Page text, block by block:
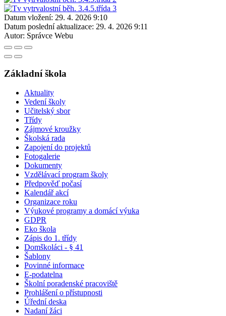
Datum vložení: 29. 4. 2026 9:10
Datum poslední aktualizace: 29. 4. 2026 9:11
Autor: Správce Webu
Základní škola
Aktuality
Vedení školy
Učitelský sbor
Třídy
Zájmové kroužky
Školská rada
Zapojení do projektů
Fotogalerie
Dokumenty
Vzdělávací program školy
Předpověď počasí
Kalendář akcí
Organizace roku
Výukové programy a domácí výuka
GDPR
Eko škola
Zápis do 1. třídy
Domškoláci - § 41
Šablony
Povinné informace
E-podatelna
Školní poradenské pracoviště
Prohlášení o přístupnosti
Úřední deska
Nadaní žáci